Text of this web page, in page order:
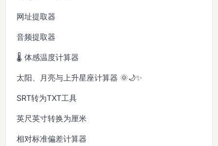
网址提取器
音频提取器
🌡️ 体感温度计算器
太阳、月亮与上升星座计算器 🌞🌙✨
SRT转为TXT工具
英尺英寸转换为厘米
相对标准偏差计算器